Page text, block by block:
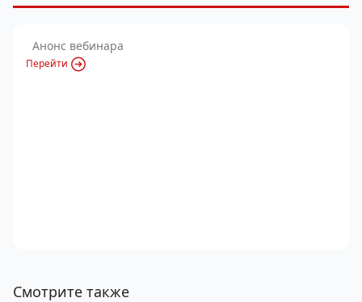
Анонс вебинара
Перейти
Смотрите также